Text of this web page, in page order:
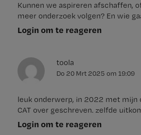
Kunnen we aspireren afschaffen,
meer onderzoek volgen? En wie
Login om te reageren
toola
Do 20 Mrt 2025 om 19:09
leuk onderwerp, in 2022 met mijn
CAT over geschreven. zelfde
Login om te reageren